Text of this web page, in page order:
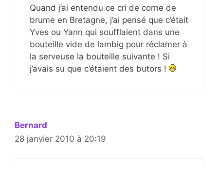
Quand j’ai entendu ce cri de corne de
brume en Bretagne, j’ai pensé que c’était
Yves ou Yann qui soufflaient dans une
bouteille vide de lambig pour réclamer à
la serveuse la bouteille suivante ! Si
j’avais su que c’étaient des butors !
Bernard
28 janvier 2010 à 20:19